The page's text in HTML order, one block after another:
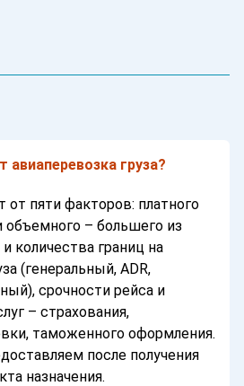
авиаперевозка груза?
от пяти факторов: платного
объемного – большего из
количества границ на
(генеральный, ADR,
срочности рейса и
– страхования,
таможенного оформления.
после получения
назначения.